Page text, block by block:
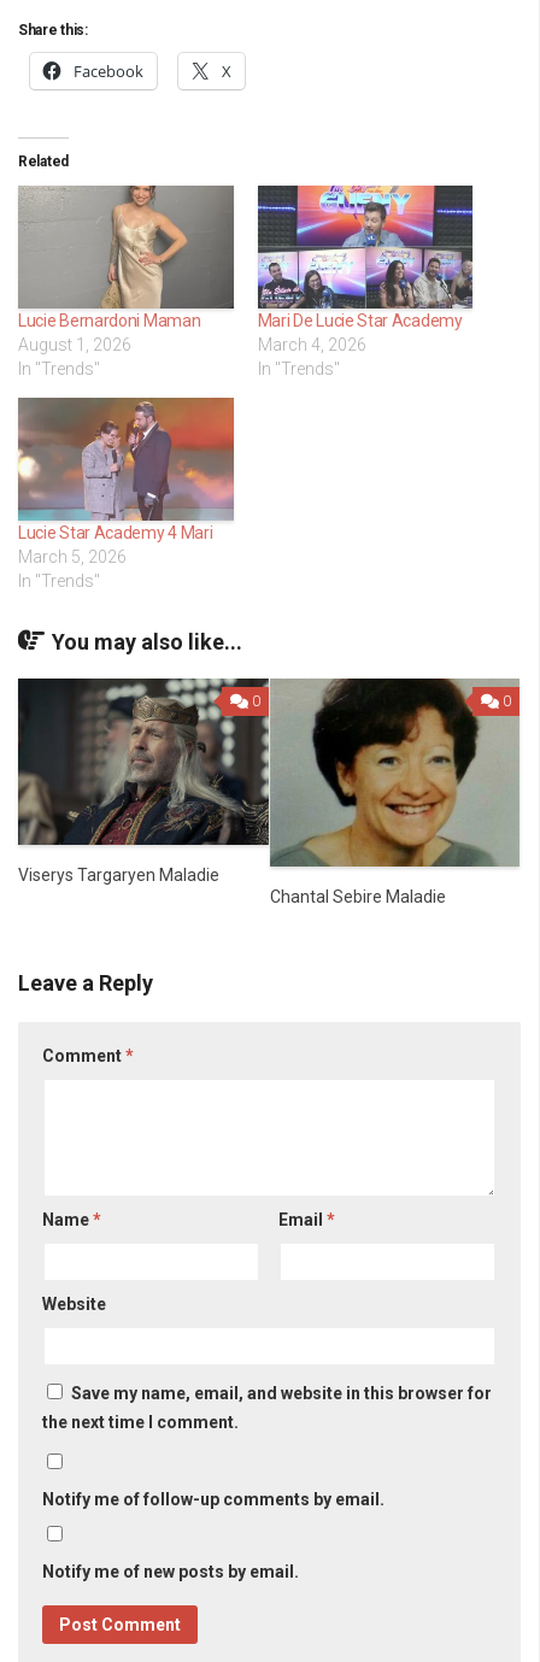
Share this:
Facebook X
Related
Lucie Bernardoni Maman
August 1, 2026
In "Trends"
Mari De Lucie Star Academy
March 4, 2026
In "Trends"
Lucie Star Academy 4 Mari
March 5, 2026
In "Trends"
You may also like...
0
Viserys Targaryen Maladie
0
Chantal Sebire Maladie
Leave a Reply
Comment*
Name* Email*
Website
Save my name, email, and website in this browser for
the next time I comment.
Notify me of follow-up comments by email.
Notify me of new posts by email.